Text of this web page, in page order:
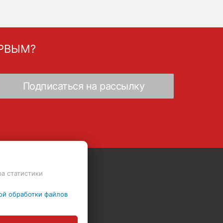
Скидки - Распродажа - Суперцены
статистики
обработки файлов